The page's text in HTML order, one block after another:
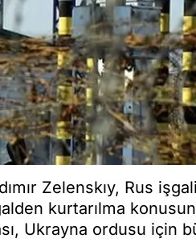
Zelenskıy, Rus
kurtarılma
Ukrayna ordusu için